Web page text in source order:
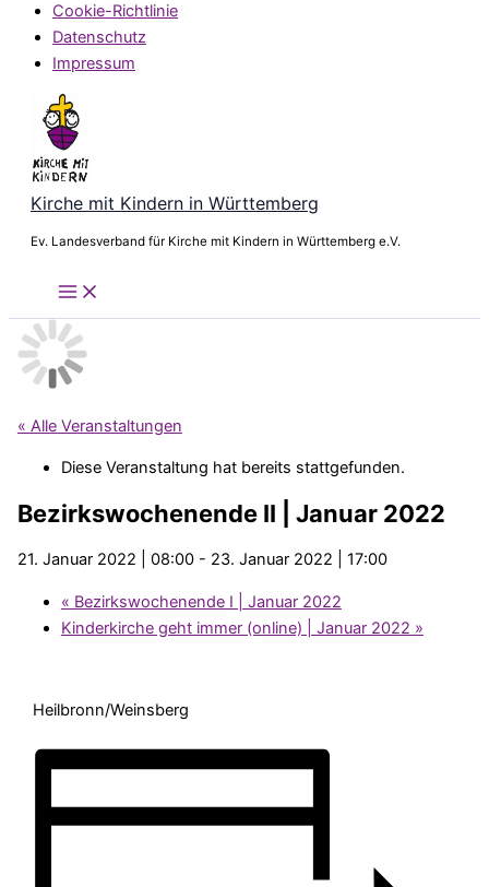
Cookie-Richtlinie
Datenschutz
Impressum
Kirche mit Kindern in Württemberg
Ev. Landesverband für Kirche mit Kindern in Württemberg e.V.
« Alle Veranstaltungen
Diese Veranstaltung hat bereits stattgefunden.
Bezirkswochenende II | Januar 2022
21. Januar 2022 | 08:00- 23. Januar 2022 | 17:00
« Bezirkswochenende I | Januar 2022
Kinderkirche geht immer (online) | Januar 2022 »
Heilbronn/Weinsberg